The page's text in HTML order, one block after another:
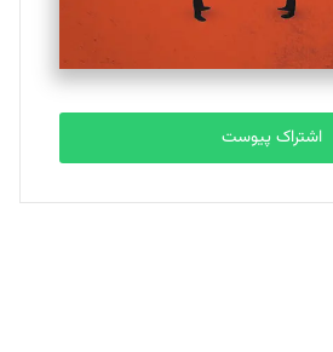
اشتراک پیوست